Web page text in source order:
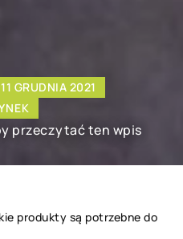
11 GRUDNIA 2021
przeczytać ten wpis
produkty są potrzebne do